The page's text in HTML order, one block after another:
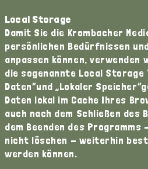
Local Storage
Damit Sie die Krombacher
persönlichen Bedürfnissen
anpassen können, verwenden
die sogenannte Local Storage
Daten“und „Lokaler
Daten lokal im Cache Ihres
auch nach dem Schließen
dem Beenden des Programms
nicht löschen - weiterhin
werden können.